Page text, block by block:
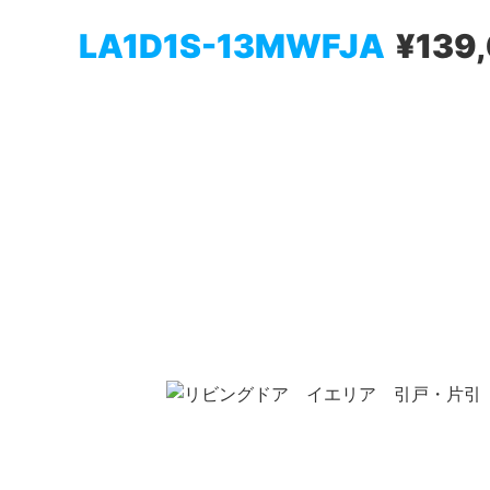
LA1D1S-13MWFJA